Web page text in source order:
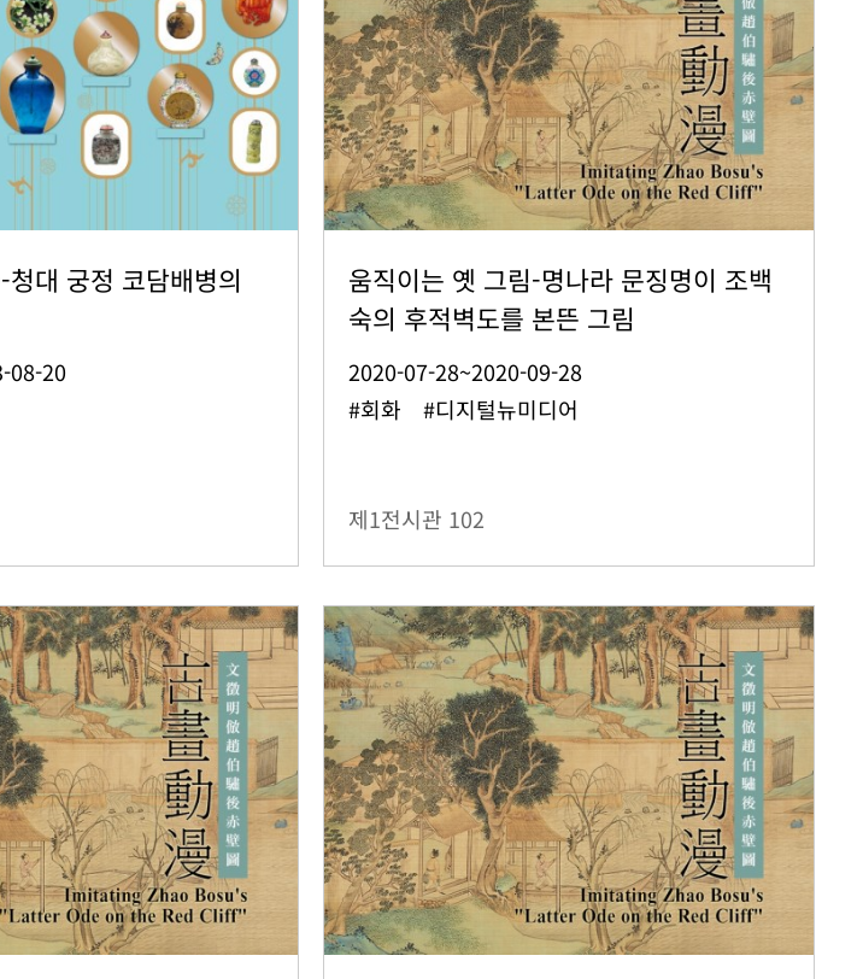
대 궁정 코담배병의
08-20
움직이는 옛 그림-명나라 문징명이 조백
숙의 후적벽도를 본뜬 그림
2020-07-28~2020-09-28
#회화 #디지털뉴미디어
제1전시관 102